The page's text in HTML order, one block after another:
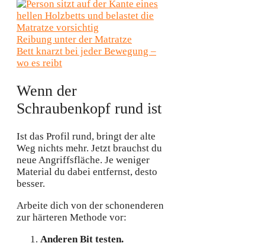
Reibung unter der Matratze
Bett knarzt bei jeder Bewegung –
wo es reibt
Wenn der
Schraubenkopf rund ist
Ist das Profil rund, bringt der alte
Weg nichts mehr. Jetzt brauchst du
neue Angriffsfläche. Je weniger
Material du dabei entfernst, desto
besser.
Arbeite dich von der schonenderen
zur härteren Methode vor:
Anderen Bit testen.